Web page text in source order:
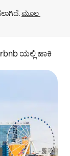
ಮೂಲ
ಯಲ್ಲಿ ಹಾಕಿ